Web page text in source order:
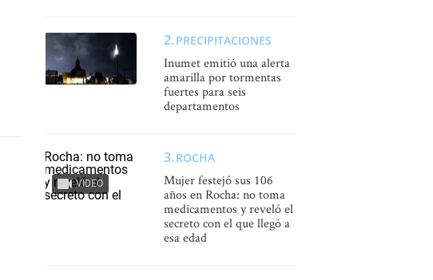
PRECIPITACIONES
Inumet emitió una alerta
amarilla por tormentas
fuertes para seis
departamentos
VIDEO
ROCHA
Mujer festejó sus 106
años en Rocha: no toma
medicamentos y reveló el
secreto con el que llegó a
esa edad